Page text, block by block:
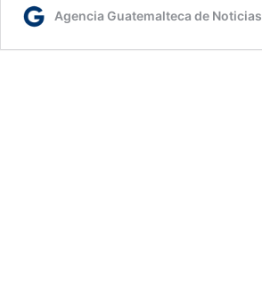
Agencia Guatemalteca de Noticias